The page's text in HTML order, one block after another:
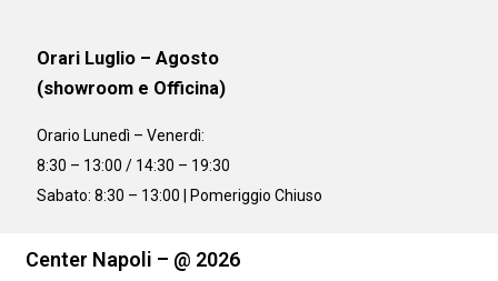
Orari Luglio – Agosto
(showroom e Officina)
Orario Lunedì – Venerdì:
8:30 – 13:00 / 14:30 – 19:30
Sabato: 8:30 – 13:00 | Pomeriggio Chiuso
Center Napoli – @ 2026